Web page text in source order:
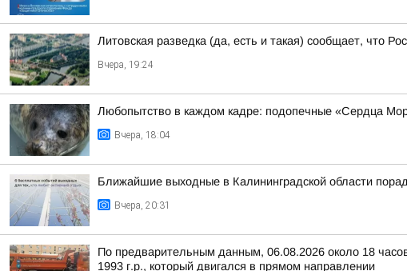
Литовская разведка (да, есть и такая) сообщает, что
Вчера, 19:24
Любопытство в каждом кадре: подопечные «Сердца
Вчера, 18:04
Ближайшие выходные в Калининградской области
Вчера, 20:31
По предварительным данным, 06.08.2026 около 18
1993 г.р., который двигался в прямом направлении